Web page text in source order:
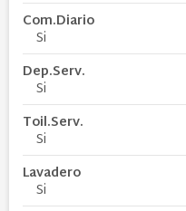
Com.Diario
Si
Dep.Serv.
Si
Toil.Serv.
Si
Lavadero
Si